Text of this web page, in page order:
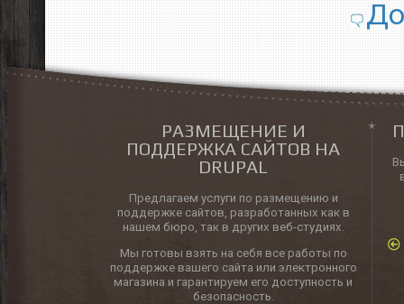
РАЗМЕЩЕНИЕ И
ПОДДЕРЖКА САЙТОВ НА
DRUPAL
Предлагаем услуги по размещению и
поддержке сайтов, разработанных как в
нашем бюро, так в других веб-студиях.
Мы готовы взять на себя все работы по
поддержке вашего сайта или электронного
магазина и гарантируем его доступность и
безопасность.